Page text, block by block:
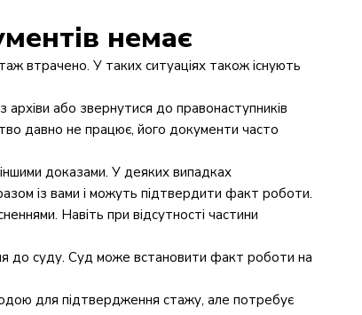
немає
втрачено. У таких ситуаціях також існують
або звернутися до правонаступників
давно не працює, його документи часто
доказами. У деяких випадках
із вами і можуть підтвердити факт роботи.
Навіть при відсутності частини
до суду. Суд може встановити факт роботи на
для підтвердження стажу, але потребує